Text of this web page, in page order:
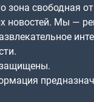
зона свободная
новостей. Мы —